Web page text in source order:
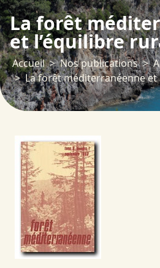
La forêt
et l’équilibre
Accueil Nos publications